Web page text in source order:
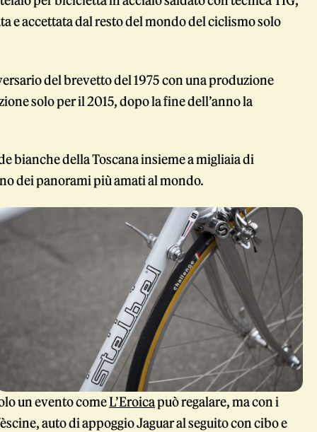
e accettata dal resto del mondo del ciclismo solo
del brevetto del 1975 con una produzione
solo per il 2015, dopo la fine dell’anno la
bianche della Toscana insieme a migliaia di
dei panorami più amati al mondo.
un evento comeL’Eroicapuò regalare, ma con i
auto di appoggio Jaguar al seguito con cibo e